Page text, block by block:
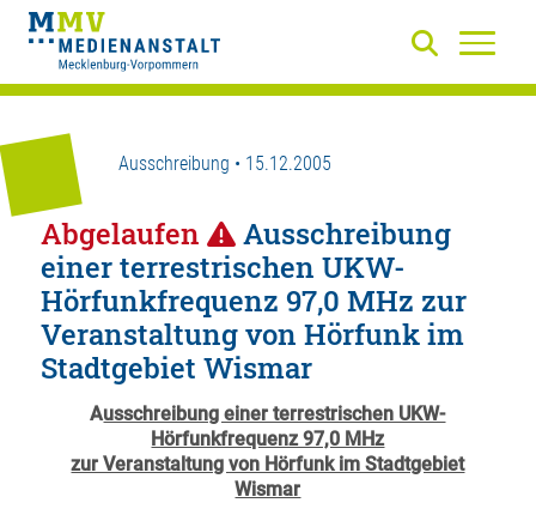
Ausschreibung • 15.12.2005
Abgelaufen
Ausschreibung
einer terrestrischen UKW-
Hörfunkfrequenz 97,0 MHz zur
Veranstaltung von Hörfunk im
Stadtgebiet Wismar
Ausschreibung einer terrestrischen UKW-
Hörfunkfrequenz 97,0 MHz
zur Veranstaltung von Hörfunk im Stadtgebiet
Wismar